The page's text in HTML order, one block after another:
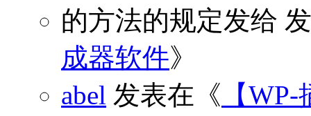
的方法的规定发给
成器软件》
abel 发表在《 【